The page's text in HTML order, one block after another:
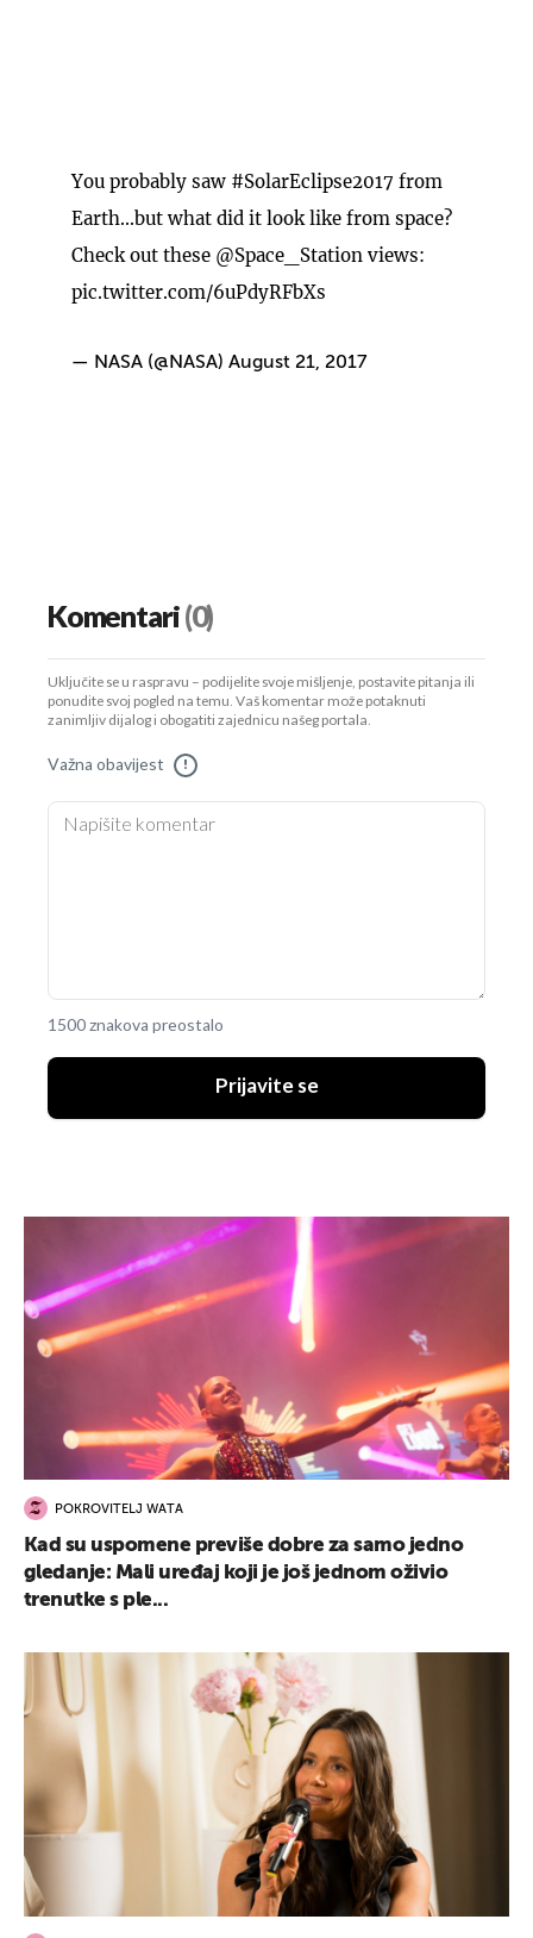
You probably saw #SolarEclipse2017 from
Earth...but what did it look like from space?
Check out these @Space_Station views:
pic.twitter.com/6uPdyRFbXs
— NASA (@NASA) August 21, 2017
Komentari(0)
Uključite se u raspravu – podijelite svoje mišljenje, postavite pitanja ili
ponudite svoj pogled na temu. Vaš komentar može potaknuti
zanimljiv dijalog i obogatiti zajednicu našeg portala.
Važna obavijest !
1500 znakova preostalo
Prijavite se
POKROVITELJ WATA
Kad su uspomene previše dobre za samo jedno
gledanje: Mali uređaj koji je još jednom oživio
trenutke s ple...